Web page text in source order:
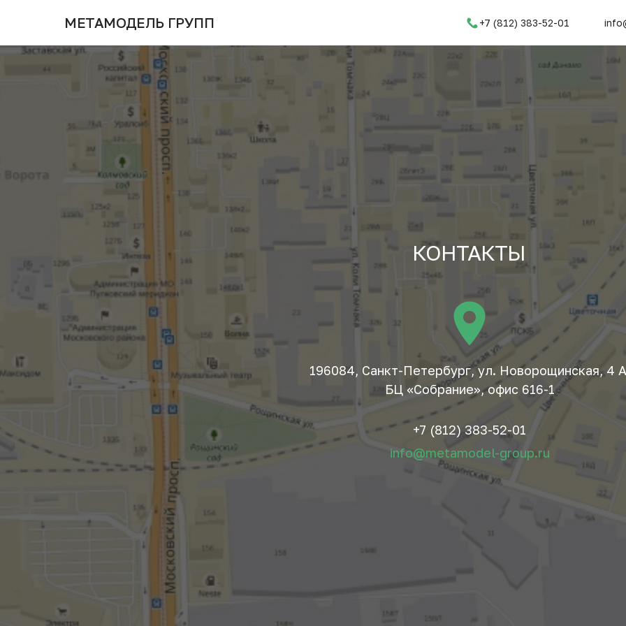
МЕТАМОДЕЛЬ ГРУПП +7 (812) 383-52-01
КОНТАКТЫ
info@metamodel-group.ru
+7 (812) 383-52-01
196084, Санкт-Петербург, ул. Новорощинская, 4
БЦ «Собрание», офис 616-1